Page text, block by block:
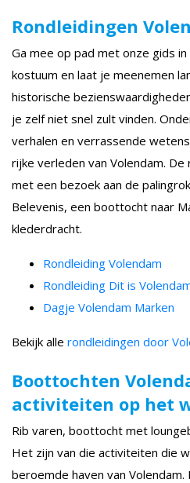
Rondleidingen
Ga mee op pad met onze gids
kostuum en laat je meenemen
historische
je zelf niet snel zult vinden.
verhalen en verrassende
rijke verleden van Volendam.
met een bezoek aan de
Belevenis, een boottocht naar
klederdracht.
Rondleiding Volendam
Rondleiding Dit is
Dagje Volendam Marken
Bekijk alle rondleidingen door
Boottochten
activiteiten op het
Rib varen, boottocht met
Het zijn van die activiteiten die
beroemde haven van